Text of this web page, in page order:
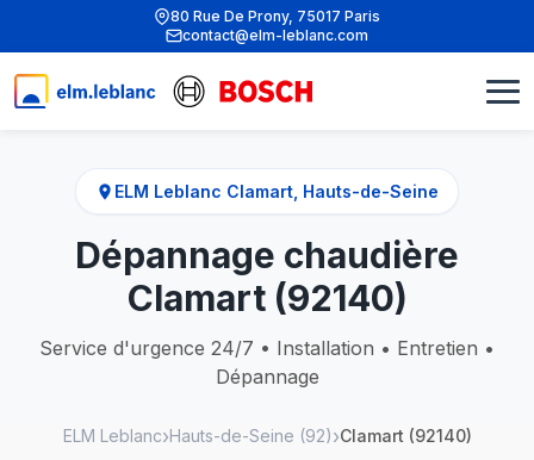
80 Rue De Prony, 75017 Paris
contact@elm-leblanc.com
ELM Leblanc Clamart, Hauts-de-Seine
Dépannage chaudière
Clamart (92140)
Service d'urgence 24/7 • Installation • Entretien •
Dépannage
ELM Leblanc Hauts-de-Seine (92) Clamart (92140)